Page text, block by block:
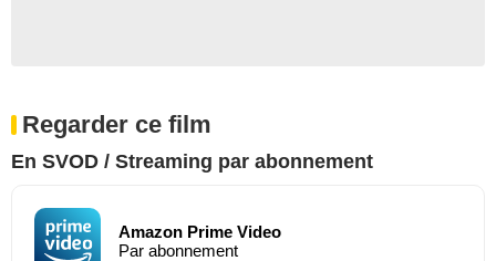
Regarder ce film
En SVOD / Streaming par abonnement
Amazon Prime Video
Par abonnement